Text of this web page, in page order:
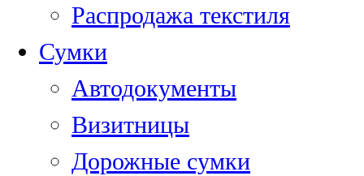
Распродажа текстиля
Сумки
Автодокументы
Визитницы
Дорожные сумки